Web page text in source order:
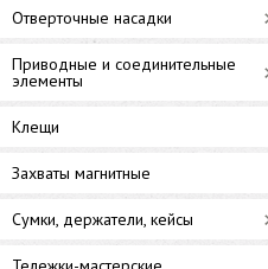
Отверточные насадки
Приводные и соединительные
элементы
Клещи
Захваты магнитные
Сумки, держатели, кейсы